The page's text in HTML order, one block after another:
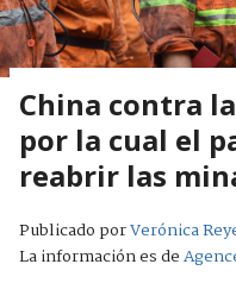
China contra
por la cual el
reabrir las
Publicado porVerónica
La información es de